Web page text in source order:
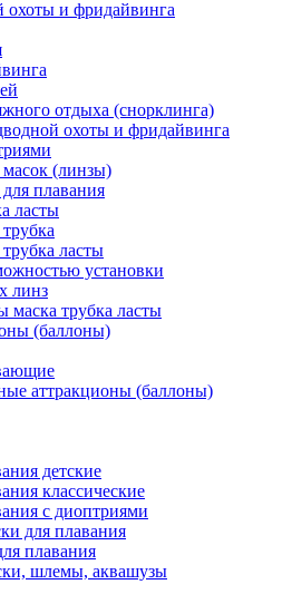
охоты и фридайвинга
отдыха (снорклинга)
охоты и фридайвинга
(линзы)
плавания
ласты
ласты
установки
линз
маска трубка ласты
(баллоны)
аттракционы (баллоны)
детские
классические
с диоптриями
для плавания
плавания
шлемы, аквашузы